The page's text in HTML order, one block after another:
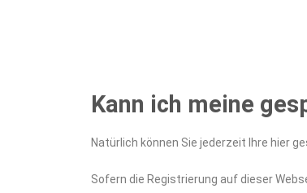
Kann ich meine
Natürlich können Sie jederzeit Ihre hier
Sofern die Registrierung auf dieser